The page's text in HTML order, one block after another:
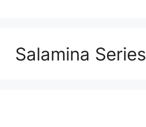
Salamina Series